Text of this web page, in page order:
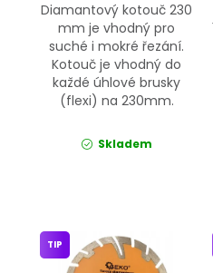
Diamantový kotouč 230
mm je vhodný pro
suché i mokré řezání.
Kotouč je vhodný do
každé úhlové brusky
(flexi) na 230mm.
Skladem
TIP